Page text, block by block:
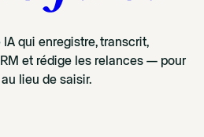
qui enregistre, transcrit,
et rédige les relances — pour
lieu de saisir.